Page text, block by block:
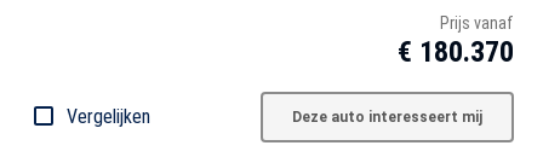
Prijs vanaf
€ 180.370
Vergelijken Deze auto interesseert mij